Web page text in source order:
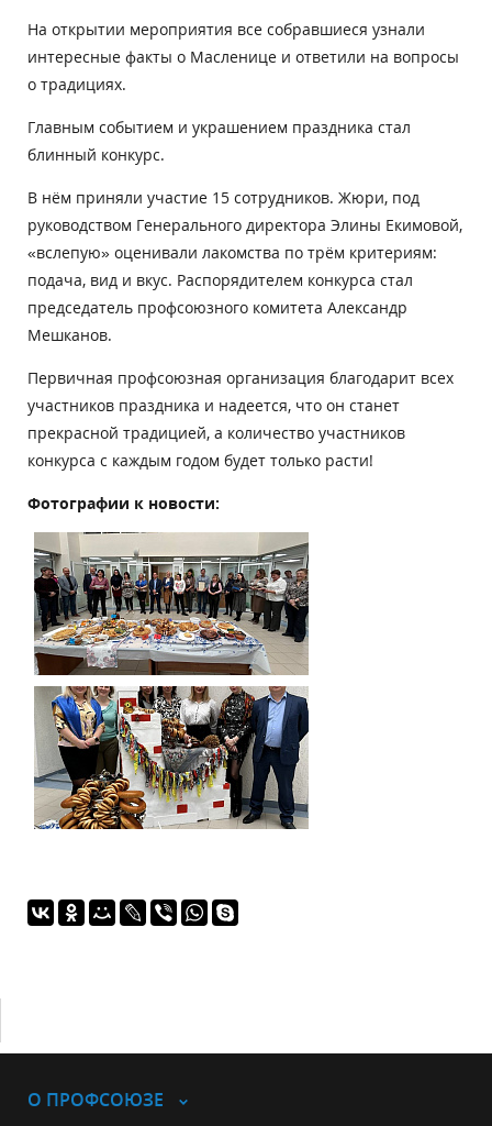
На открытии мероприятия все собравшиеся узнали
интересные факты о Масленице и ответили на вопросы
о традициях.
Главным событием и украшением праздника стал
блинный конкурс.
В нём приняли участие 15 сотрудников. Жюри, под
руководством Генерального директора Элины Екимовой,
«вслепую» оценивали лакомства по трём критериям:
подача, вид и вкус. Распорядителем конкурса стал
председатель профсоюзного комитета Александр
Мешканов.
Первичная профсоюзная организация благодарит всех
участников праздника и надеется, что он станет
прекрасной традицией, а количество участников
конкурса с каждым годом будет только расти!
Фотографии к новости:
О ПРОФСОЮЗЕ